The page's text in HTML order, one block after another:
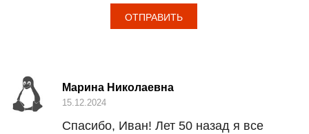
Марина Николаевна
15.12.2024
Спасибо, Иван! Лет 50 назад я все